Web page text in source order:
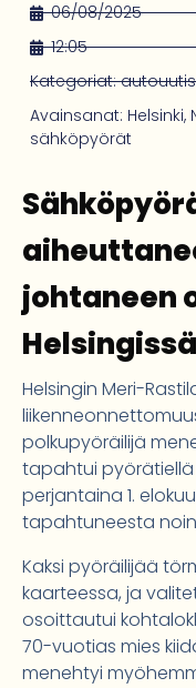
06/08/2025
12:05
Kategoriat:
Avainsanat: Helsinki,
sähköpyörät
johtaneen
Helsingissä
Helsingin Meri-
polkupyöräilijä
tapahtui pyörätiellä
perjantaina 1.
tapahtuneesta noin
Kaksi pyöräilijää
kaarteessa, ja
osoittautui
70-vuotias mies
menehtyi